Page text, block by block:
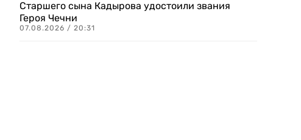
Старшего сына Кадырова удостоили звания
Героя Чечни
07.08.2026 / 20:31